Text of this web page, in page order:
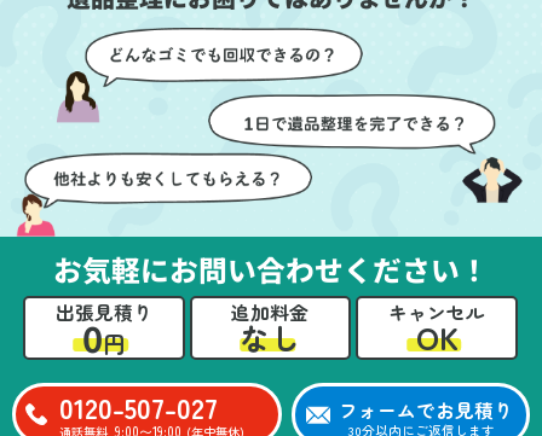
お気軽にお問い合わせください！
出張見積り
0円
追加料金
なし
キャンセル
OK
0120-507-027
通話無料 9:00〜19:00 (年中無休)
フォームでお見積り
30分以内にご返信します